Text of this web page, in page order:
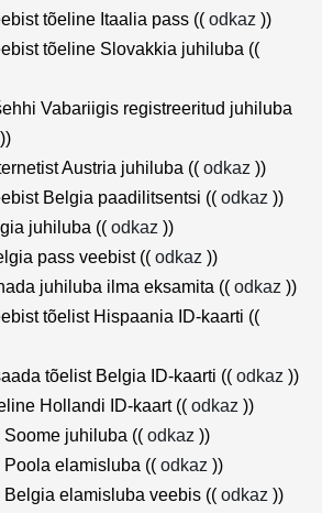
tõeline Itaalia pass (( odkaz ))
tõeline Slovakkia juhiluba ((
Vabariigis registreeritud juhiluba
))
Austria juhiluba (( odkaz ))
Belgia paadilitsentsi (( odkaz ))
juhiluba (( odkaz ))
pass veebist (( odkaz ))
juhiluba ilma eksamita (( odkaz ))
tõelist Hispaania ID-kaarti ((
tõelist Belgia ID-kaarti (( odkaz ))
Hollandi ID-kaart (( odkaz ))
Soome juhiluba (( odkaz ))
Poola elamisluba (( odkaz ))
Belgia elamisluba veebis (( odkaz ))